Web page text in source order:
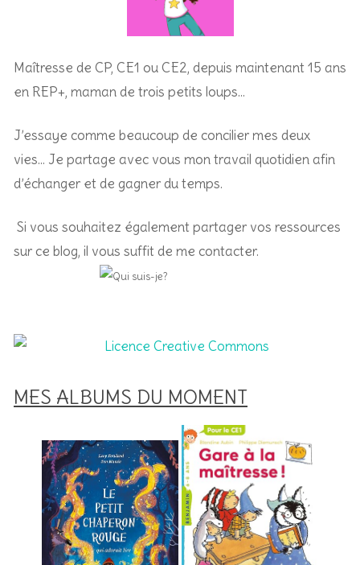
Maîtresse de CP, CE1 ou CE2, depuis maintenant 15 ans
en REP+, maman de trois petits loups…
J’essaye comme beaucoup de concilier mes deux
vies… Je partage avec vous mon travail quotidien afin
d’échanger et de gagner du temps.
Si vous souhaitez également partager vos ressources
sur ce blog, il vous suffit de me contacter.
MES ALBUMS DU MOMENT